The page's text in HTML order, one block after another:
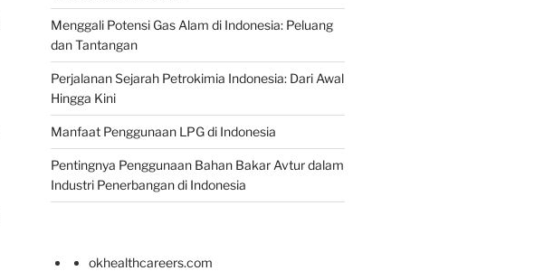
Menggali Potensi Gas Alam di Indonesia: Peluang
dan Tantangan
Perjalanan Sejarah Petrokimia Indonesia: Dari Awal
Hingga Kini
Manfaat Penggunaan LPG di Indonesia
Pentingnya Penggunaan Bahan Bakar Avtur dalam
Industri Penerbangan di Indonesia
okhealthcareers.com